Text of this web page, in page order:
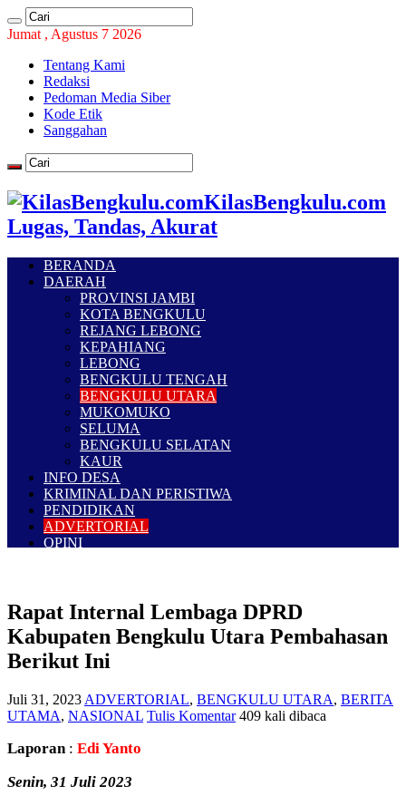
Jumat , Agustus 7 2026
Tentang Kami
Redaksi
Pedoman Media Siber
Kode Etik
Sanggahan
KilasBengkulu.com
Lugas, Tandas, Akurat
BERANDA
DAERAH
PROVINSI JAMBI
KOTA BENGKULU
REJANG LEBONG
KEPAHIANG
LEBONG
BENGKULU TENGAH
BENGKULU UTARA
MUKOMUKO
SELUMA
BENGKULU SELATAN
KAUR
INFO DESA
KRIMINAL DAN PERISTIWA
PENDIDIKAN
ADVERTORIAL
OPINI
Rapat Internal Lembaga DPRD
Kabupaten Bengkulu Utara Pembahasan
Berikut Ini
Juli 31, 2023 ADVERTORIAL, BENGKULU UTARA, BERITA
UTAMA, NASIONAL Tulis Komentar 409 kali dibaca
Laporan : Edi Yanto
Senin, 31 Juli 2023